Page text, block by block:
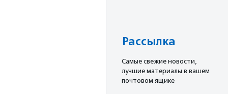
Рассылка
Cамые свежие новости,
лучшие материалы в вашем
почтовом ящике